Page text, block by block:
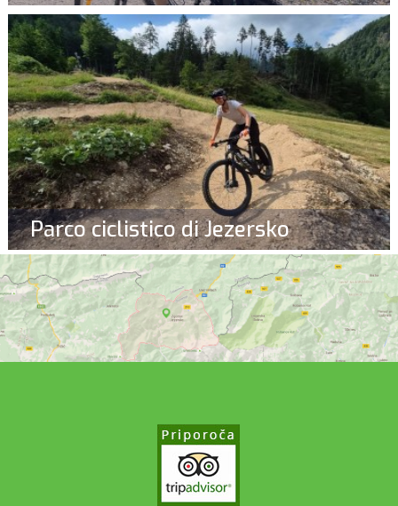
Parco ciclistico di Jezersko